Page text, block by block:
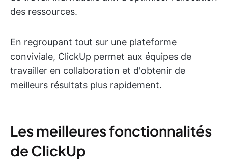
des ressources.
En regroupant tout sur une plateforme
conviviale, ClickUp permet aux équipes de
travailler en collaboration et d'obtenir de
meilleurs résultats plus rapidement.
Les meilleures fonctionnalités
de ClickUp